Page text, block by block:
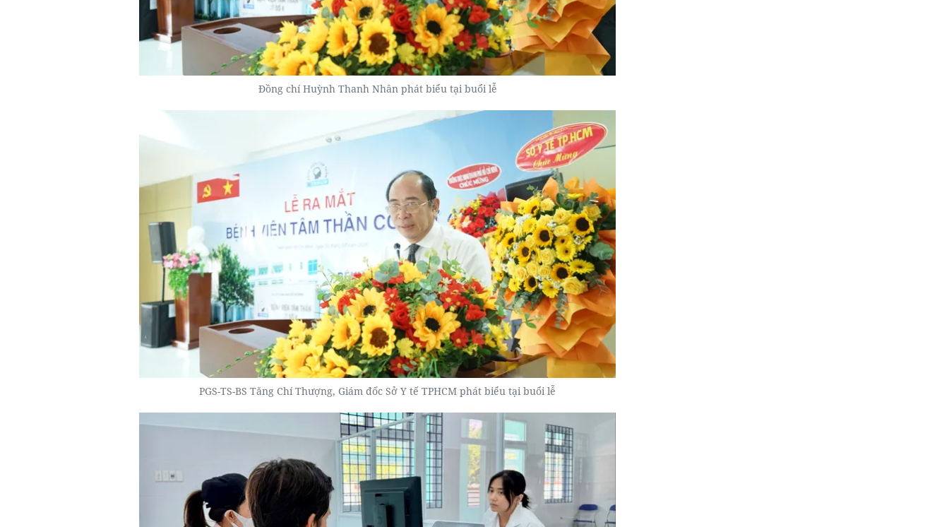
Đồng chí Huỳnh Thanh Nhân phát biểu tại buổi lễ
PGS-TS-BS Tăng Chí Thượng, Giám đốc Sở Y tế TPHCM phát biểu tại buổi lễ